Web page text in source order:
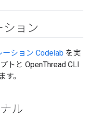
ション
ーション Codelab を実
トと OpenThread CLI
。
ル